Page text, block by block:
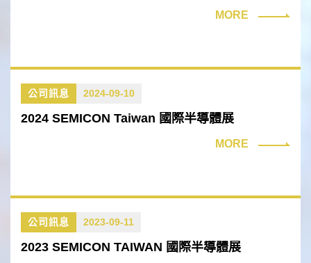
MORE
公司訊息 2024-09-10
2024 SEMICON Taiwan 國際半導體展
MORE
公司訊息 2023-09-11
2023 SEMICON TAIWAN 國際半導體展